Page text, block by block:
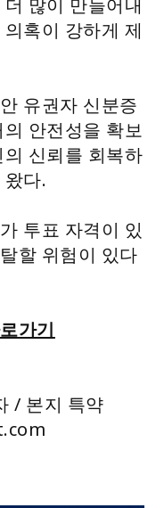
많이 만들어내
혹이 강하게 제
유권자 신분증
안전성을 확보
신뢰를 회복하
다.
투표 자격이 있
할 위험이 있다
가기
/ 본지 특약